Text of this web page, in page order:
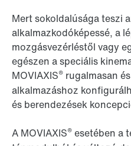
Mert sokoldalúsága teszi
alkalmazkodóképessé, a
mozgásvezérléstől vagy
egészen a speciális
MOVIAXIS® rugalmasan
alkalmazáshoz
és berendezések
A MOVIAXIS® esetében a